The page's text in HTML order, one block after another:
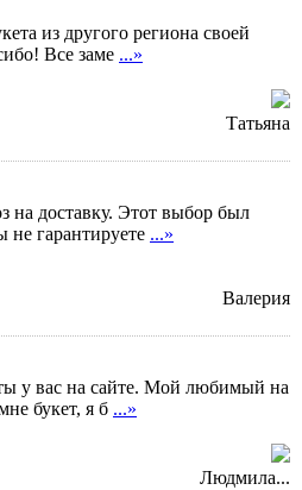
из другого региона своей
Все заме ...»
Татьяна
на доставку. Этот выбор был
гарантируете ...»
Валерия
у вас на сайте. Мой любимый на
букет, я б ...»
Людмила...